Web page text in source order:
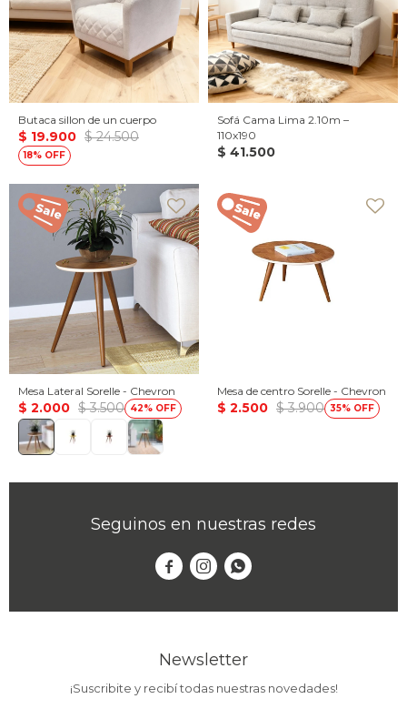
Butaca sillon de un cuerpo
$ 19.900 $ 24.500
18
Sofá Cama Lima 2.10m –
110x190
$ 41.500
Mesa Lateral Sorelle - Chevron
$ 2.000 $ 3.500 42
Mesa de centro Sorelle - Chevron
$ 2.500 $ 3.900 35
Seguinos en nuestras redes
  
Newsletter
¡Suscribite y recibí todas nuestras novedades!